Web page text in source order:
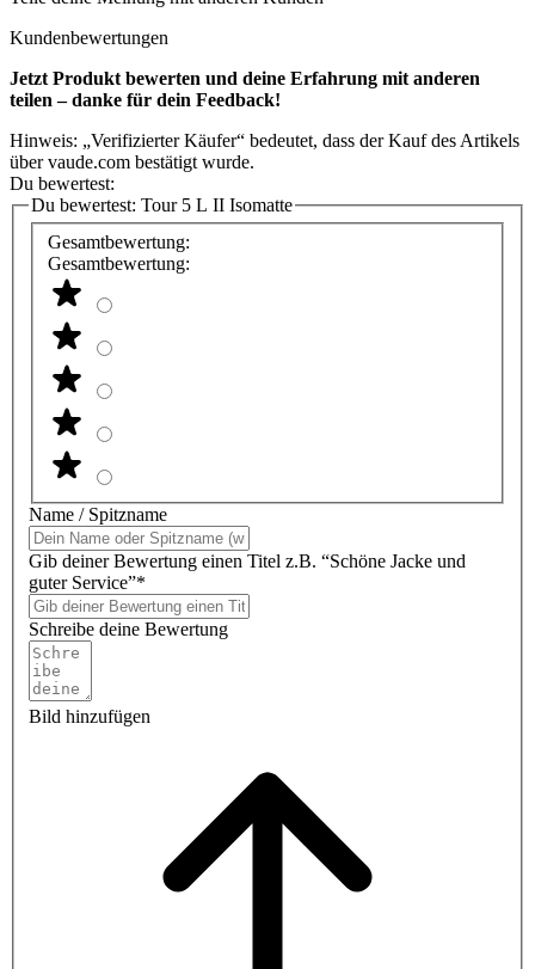
Kundenbewertungen
Jetzt Produkt bewerten und deine Erfahrung mit anderen
teilen – danke für dein Feedback!
Hinweis: „Verifizierter Käufer“ bedeutet, dass der Kauf des Artikels
über vaude.com bestätigt wurde.
Du bewertest:
Du bewertest: Tour 5 L II Isomatte
Gesamtbewertung:
Gesamtbewertung:
Name / Spitzname
Gib deiner Bewertung einen Titel z.B. “Schöne Jacke und
guter Service”*
Schreibe deine Bewertung
Bild hinzufügen